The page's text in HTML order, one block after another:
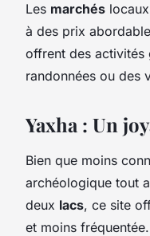
Les marchés
à des prix
offrent des activités
randonnées ou des
Yaxha : Un
Bien que moins
archéologique tout
deux lacs, ce site
et moins fréquentée.